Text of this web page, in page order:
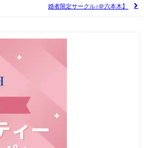
婚者限定サークル♪＠六本木】